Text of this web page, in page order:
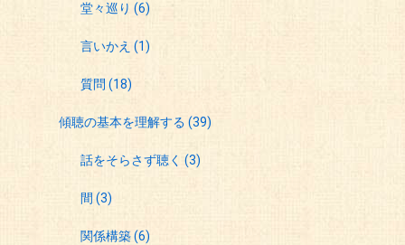
堂々巡り(6)
言いかえ(1)
質問(18)
傾聴の基本を理解する (39)
話をそらさず聴く(3)
間(3)
関係構築(6)